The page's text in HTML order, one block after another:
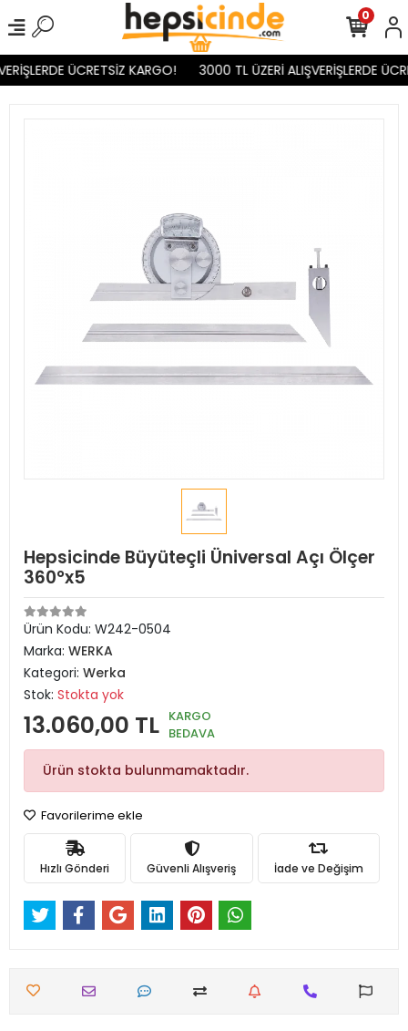
ÜCRETSİZ KARGO! 3000 TL ÜZERİ ALIŞVERİŞLERDE
0
Hepsicinde Büyüteçli Üniversal Açı Ölçer
360°x5
Ürün Kodu: W242-0504
Marka: WERKA
Kategori: Werka
Stok: Stokta yok
13.060,00 TL KARGO
BEDAVA
Ürün stokta bulunmamaktadır.
Favorilerime ekle
Hızlı Gönderi Güvenli Alışveriş İade ve Değişim